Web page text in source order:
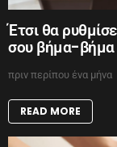
Έτσι θα
σου βήμα-βήμα
πριν περίπου ένα μήνα
READ MORE